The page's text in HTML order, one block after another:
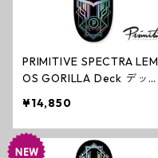
PRIMITIVE SPECTRA LEM
OS GORILLA Deck デッキ
ィブ
¥14,850